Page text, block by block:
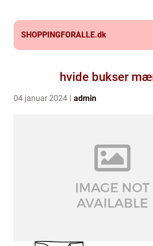
SHOPPINGFORALLE.dk
hvide bukser
04 januar 2024 admin